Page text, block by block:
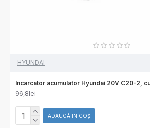
HYUNDAI
Incarcator acumulator Hyundai 20V C20-2,
96,8lei
ADAUGĂ ÎN COŞ